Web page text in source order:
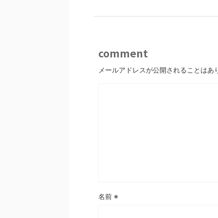
comment
メールアドレスが公開されることはあ
名前 ※